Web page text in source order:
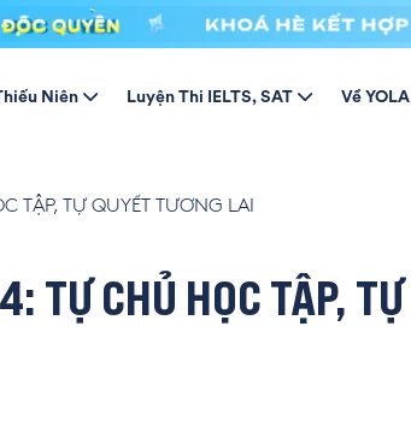
Niên Luyện Thi IELTS, SAT Về YOLA
TẬP, TỰ QUYẾT TƯƠNG LAI
TỰ CHỦ HỌC TẬP, TỰ